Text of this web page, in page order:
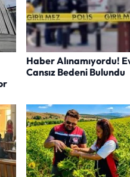
Haber Alınamıyordu!
Cansız Bedeni Bulundu